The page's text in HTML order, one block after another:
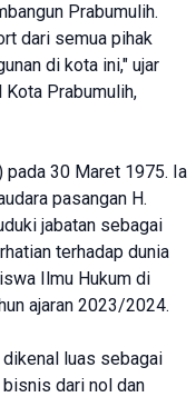
Prabumulih.
dari semua pihak
di kota ini," ujar
Prabumulih,
pada 30 Maret 1975. Ia
pasangan H.
jabatan sebagai
terhadap dunia
Ilmu Hukum di
ajaran 2023/2024.
luas sebagai
dari nol dan